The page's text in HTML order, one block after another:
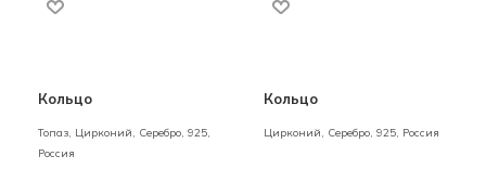
Кольцо
Топаз, Цирконий, Серебро, 925,
Россия
Кольцо
Цирконий, Серебро, 925, Россия